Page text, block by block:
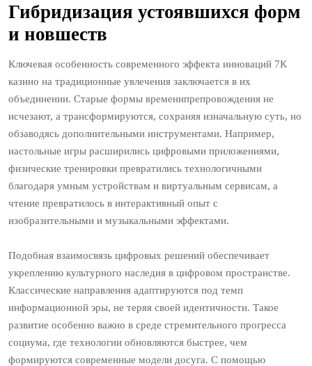
Гибридизация устоявшихся форм
и новшеств
Ключевая особенность современного эффекта инноваций 7К
казино на традиционные увлечения заключается в их
объединении. Старые формы временипрепровождения не
исчезают, а трансформируются, сохраняя изначальную суть, но
обзаводясь дополнительными инструментами. Например,
настольные игры расширились цифровыми приложениями,
физические тренировки превратились технологичными
благодаря умным устройствам и виртуальным сервисам, а
чтение превратилось в интерактивный опыт с
изобразительными и музыкальными эффектами.
Подобная взаимосвязь цифровых решений обеспечивает
укреплению культурного наследия в цифровом пространстве.
Классические направления адаптируются под темп
информационной эры, не теряя своей идентичности. Такое
развитие особенно важно в среде стремительного прогресса
социума, где технологии обновляются быстрее, чем
формируются современные модели досуга. С помощью